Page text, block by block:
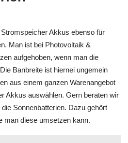
Akkus ebenso für
Man ist bei Photovoltaik &
aufgehoben, wenn man die
Banbreite ist hiernei ungemein
aus einem ganzen Warenangebot
Akkus auswählen. Gern beraten wir
Sonnenbatterien. Dazu gehört
man diese umsetzen kann.